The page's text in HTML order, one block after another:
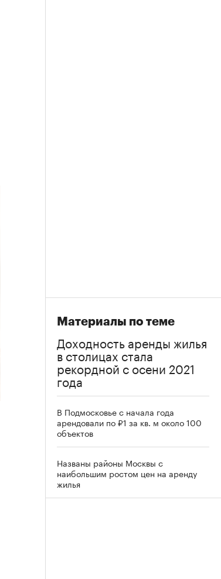
Материалы по теме
Доходность аренды жилья
в столицах стала
рекордной с осени 2021
года
В Подмосковье с начала года
арендовали по ₽1 за кв. м около 100
объектов
Названы районы Москвы с
наибольшим ростом цен на аренду
жилья